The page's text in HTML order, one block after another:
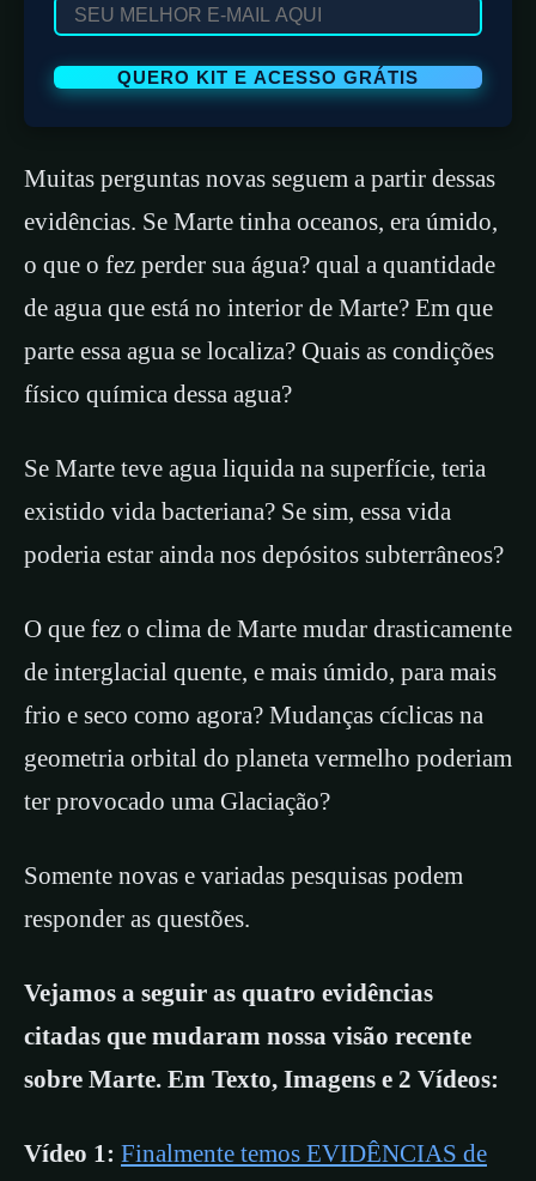
Muitas perguntas novas seguem a partir dessas
evidências. Se Marte tinha oceanos, era úmido,
o que o fez perder sua água? qual a quantidade
de agua que está no interior de Marte? Em que
parte essa agua se localiza? Quais as condições
físico química dessa agua?
Se Marte teve agua liquida na superfície, teria
existido vida bacteriana? Se sim, essa vida
poderia estar ainda nos depósitos subterrâneos?
O que fez o clima de Marte mudar drasticamente
de interglacial quente, e mais úmido, para mais
frio e seco como agora? Mudanças cíclicas na
geometria orbital do planeta vermelho poderiam
ter provocado uma Glaciação?
Somente novas e variadas pesquisas podem
responder as questões.
Vejamos a seguir as quatro evidências
citadas que mudaram nossa visão recente
sobre Marte. Em Texto, Imagens e 2 Vídeos:
Vídeo 1: Finalmente temos EVIDÊNCIAS de